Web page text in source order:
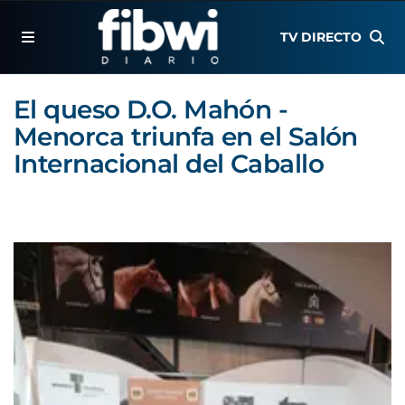
TV DIRECTO
El queso D.O. Mahón -
Menorca triunfa en el Salón
Internacional del Caballo